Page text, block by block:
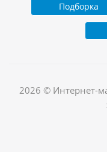
Подборка
2026 © Интернет-